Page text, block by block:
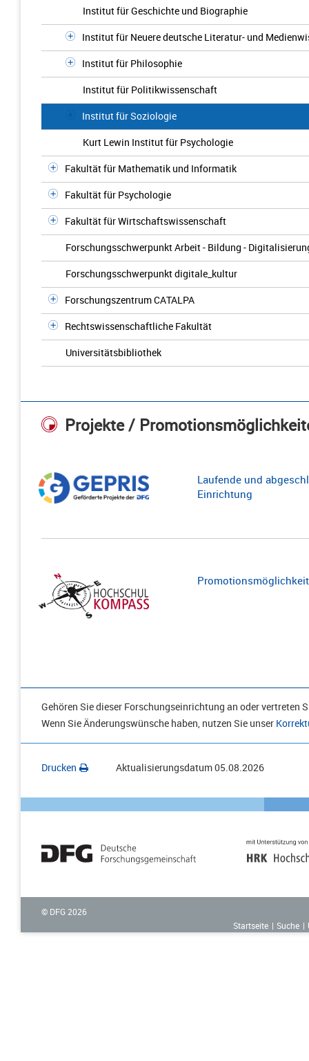
Institut für Geschichte und Biographie
Institut für Neuere deutsche Literatur- und
Institut für Philosophie
Institut für Politikwissenschaft
Institut für Soziologie
Kurt Lewin Institut für Psychologie
Fakultät für Mathematik und Informatik
Fakultät für Psychologie
Fakultät für Wirtschaftswissenschaft
Forschungsschwerpunkt Arbeit - Bildung -
Forschungsschwerpunkt digitale_kultur
Forschungszentrum CATALPA
Rechtswissenschaftliche Fakultät
Universitätsbibliothek
Projekte /
Laufende und
Einrichtung
Gehören Sie dieser Forschungseinrichtung an oder vertreten
Wenn Sie Änderungswünsche haben, nutzen Sie unser
Drucken Aktualisierungsdatum05.08.2026
© DFG 2026
Startseite
Suche